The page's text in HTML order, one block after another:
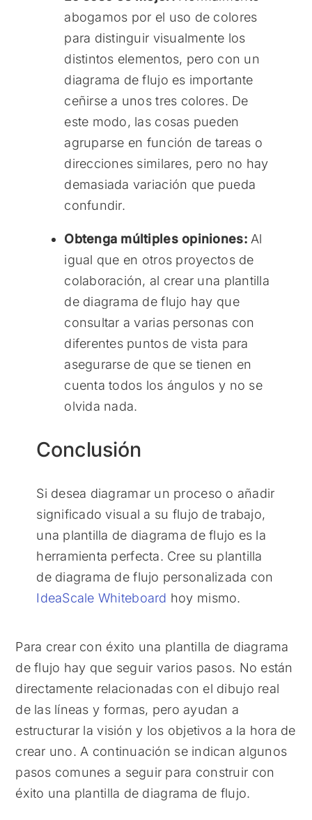
abogamos por el uso de colores
para distinguir visualmente los
distintos elementos, pero con un
diagrama de flujo es importante
ceñirse a unos tres colores. De
este modo, las cosas pueden
agruparse en función de tareas o
direcciones similares, pero no hay
demasiada variación que pueda
confundir.
Obtenga múltiples opiniones: Al
igual que en otros proyectos de
colaboración, al crear una plantilla
de diagrama de flujo hay que
consultar a varias personas con
diferentes puntos de vista para
asegurarse de que se tienen en
cuenta todos los ángulos y no se
olvida nada.
Conclusión
Si desea diagramar un proceso o añadir
significado visual a su flujo de trabajo,
una plantilla de diagrama de flujo es la
herramienta perfecta. Cree su plantilla
de diagrama de flujo personalizada con
IdeaScale Whiteboard hoy mismo.
Para crear con éxito una plantilla de diagrama
de flujo hay que seguir varios pasos. No están
directamente relacionadas con el dibujo real
de las líneas y formas, pero ayudan a
estructurar la visión y los objetivos a la hora de
crear uno. A continuación se indican algunos
pasos comunes a seguir para construir con
éxito una plantilla de diagrama de flujo.